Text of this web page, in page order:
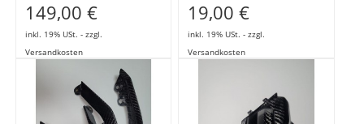
Rücklichtverkleidung
Kühlerdeckelabdeckung